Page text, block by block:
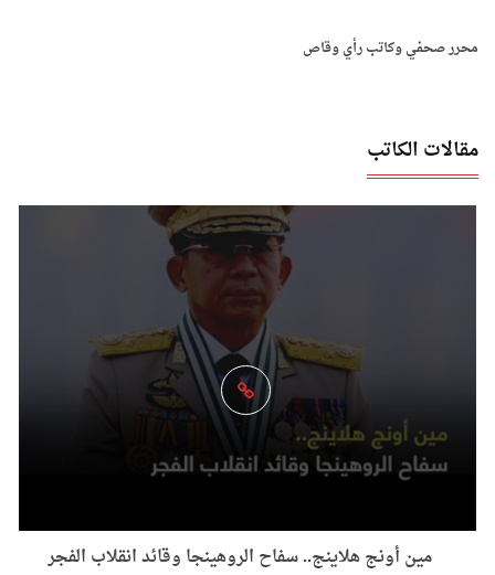
محرر صحفي وكاتب رأي وقاص
مقالات الكاتب
مين أونج هلاينج.. سفاح الروهينجا وقائد انقلاب الفجر